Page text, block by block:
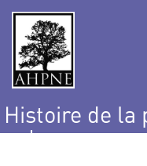
Histoire de la
nature